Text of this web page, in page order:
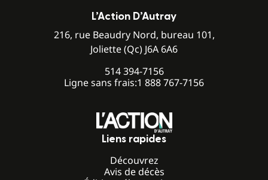
L’Action D’Autray
216, rue Beaudry Nord, bureau 101,
Joliette (Qc) J6A 6A6
514 394-7156
Ligne sans frais:1 888 767-7156
Liens rapides
Découvrez
Avis de décès